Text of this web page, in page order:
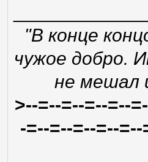
"В конце
чужое добро.
не мешал
>--=--=--=--=--
-=--=--=--=--